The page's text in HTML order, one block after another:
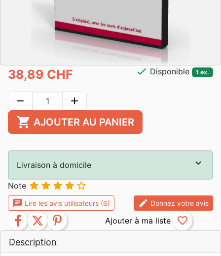
Description
38,89 CHF check Disponible 1 ex.
remove add
shopping_cart AJOUTER AU PANIER
Livraison à domicile
Note     
chat Lire les avis utilisateurs (6) edit Donnez votre avis
facebook twitter pinterest favorite_border